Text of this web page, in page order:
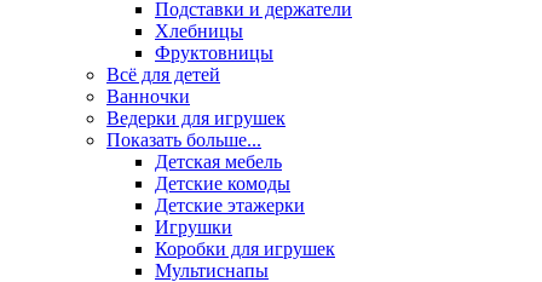
Подставки и держатели
Хлебницы
Фруктовницы
Всё для детей
Ванночки
Ведерки для игрушек
Показать больше...
Детская мебель
Детские комоды
Детские этажерки
Игрушки
Коробки для игрушек
Мультиснапы